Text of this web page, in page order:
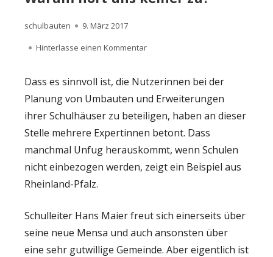
Autor
schulbauten
Veröffentlicht
am
9. März 2017
Hinterlasse einen Kommentarzu Warum hört uns keiner zu?
Dass es sinnvoll ist, die Nutzerinnen bei der
Planung von Umbauten und Erweiterungen
ihrer Schulhäuser zu beteiligen, haben an dieser
Stelle mehrere Expertinnen betont. Dass
manchmal Unfug herauskommt, wenn Schulen
nicht einbezogen werden, zeigt ein Beispiel aus
Rheinland-Pfalz.
Schulleiter Hans Maier freut sich einerseits über
seine neue Mensa und auch ansonsten über
eine sehr gutwillige Gemeinde. Aber eigentlich ist